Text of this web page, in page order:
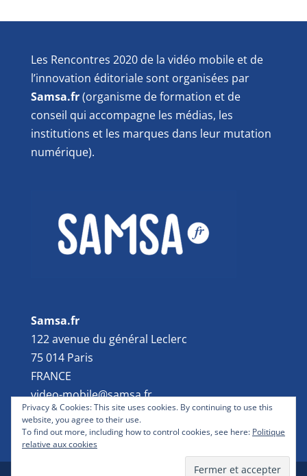
Les Rencontres 2020 de la vidéo mobile et de
l’innovation éditoriale sont organisées par
Samsa.fr(organisme de formation et de
conseil qui accompagne les médias, les
institutions et les marques dans leur mutation
numérique).
Samsa.fr
122 avenue du général Leclerc
75 014 Paris
FRANCE
video-mobile@samsa.fr
Privacy & Cookies: This site uses cookies. By continuing to use this
website, you agree to their use.
To find out more, including how to control cookies, see here: Politique
relative aux cookies